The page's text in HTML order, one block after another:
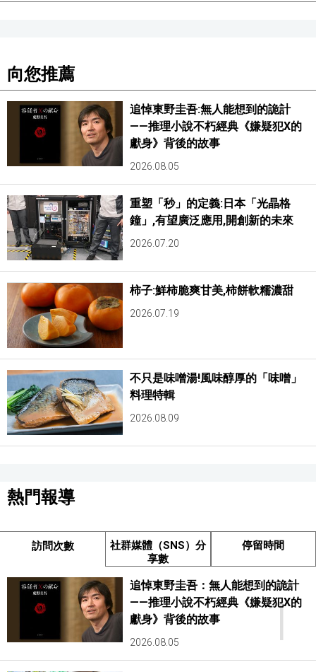
向您推薦
追悼東野圭吾:無人能想到的詭計
——推理小說不朽經典《嫌疑犯X的
獻身》背後的故事
2026.08.05
重塑「秒」的定義:日本「光晶格
鐘」,有望廣泛應用,開創新的未來
2026.07.20
柿子:鮮柿脆爽甘美,柿餅軟糯濃甜
2026.07.19
不只是味噌湯!風味醇厚的「味噌」
料理特輯
2026.08.09
熱門報導
訪問次數
社群媒體（SNS）分
享數
停留時間
1
追悼東野圭吾：無人能想到的詭計
——推理小說不朽經典《嫌疑犯X的
獻身》背後的故事
2026.08.05